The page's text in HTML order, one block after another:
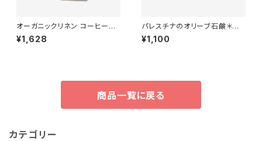
オーガニックリネン コーヒーフ
ィルター 2タイプ（台形・円錐
型）
¥1,628
パレスチナのオリーブ石鹸＊ザ
クロ入り＊食用ヴァージン＊オリ
ーブオイルだけを原料とした貴
¥1,100
商品一覧に戻る
カテゴリー